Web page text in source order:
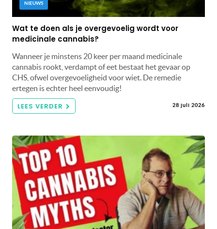
NIEUWS
Wat te doen als je overgevoelig wordt voor
medicinale cannabis?
Wanneer je minstens 20 keer per maand medicinale
cannabis rookt, verdampt of eet bestaat het gevaar op
CHS, ofwel overgevoeligheid voor wiet. De remedie
ertegen is echter heel eenvoudig!
LEES VERDER 28 juli 2026